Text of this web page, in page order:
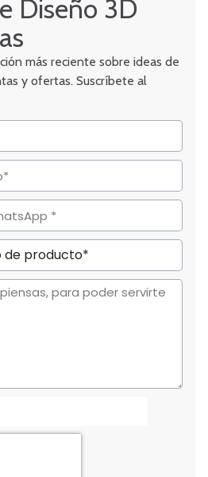
Diseño 3D
más reciente sobre ideas de
y ofertas. Suscríbete al